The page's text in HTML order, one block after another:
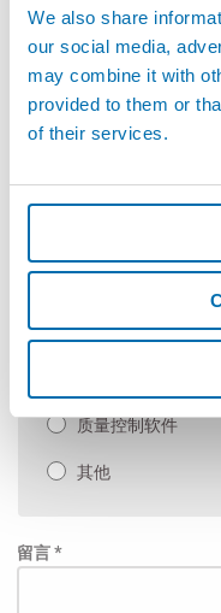
We also share
our social media,
may combine it with
provided to them or
of their services.
生产监控
柔性非接触式测量
手动检具以及SPC
自动测量机和定制
泄漏检测和装配
自动化（装配线及
质量控制软件
其他
留言 *